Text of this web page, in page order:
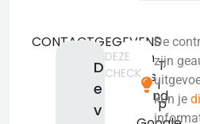
CONTACTGEGEVENS
D
e
v
Geen
adres
bekend.
KVK:
T
i
p
DEZE
CHECK
De
zijn
kun je